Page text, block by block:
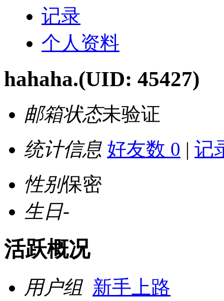
记录
个人资料
hahaha.(UID: 45427)
邮箱状态未验证
统计信息 好友数 0 | 记
性别保密
生日-
活跃概况
用户组 新手上路